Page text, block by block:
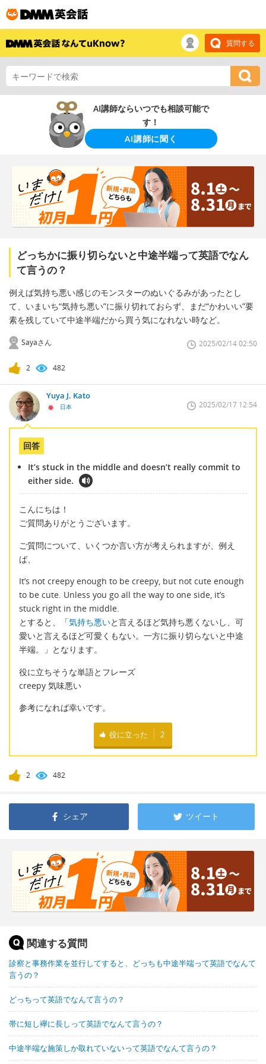
質問する
AI講師ならいつでも相談可能で
す！
AI講師に聞く
どっちかに振り切らないと中途半端って英語でなん
て言うの？
例えば気持ち悪い感じのモンスターのぬいぐるみがあったとし
て、いまいち“気持ち悪い”に振り切れておらず、まだ“かわいい”要
素を残していて中途半端だから買う気になれない時など。
Sayaさん 2025/02/14 02:50
2 482
Yuya J. Kato
日本 2025/02/17 12:54
回答
It’s stuck in the middle and doesn’t really commit to
either side.
こんにちは！
ご質問ありがとうございます。
ご質問について、いくつか言い方が考えられますが、例え
ば、
It’s not creepy enough to be creepy, but not cute enough
to be cute. Unless you go all the way to one side, it’s
stuck right in the middle.
とすると、「気持ち悪いと言えるほど気持ち悪くないし、可
愛いと言えるほど可愛くもない。一方に振り切らないと中途
半端。」となります。
役に立ちそうな単語とフレーズ
creepy 気味悪い
参考になれば幸いです。
役に立った 2
2 482
シェア ツイート
関連する質問
診察と事務作業を並行してすると、どっちも中途半端って英語でなんて
言うの？
どっちって英語でなんて言うの？
帯に短し襷に長しって英語でなんて言うの？
中途半端な施策しか取れていないって英語でなんて言うの？